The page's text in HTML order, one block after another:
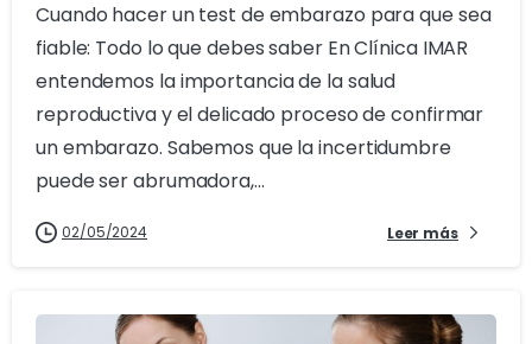
Cuando hacer un test de embarazo para que sea
fiable: Todo lo que debes saber En Clínica IMAR
entendemos la importancia de la salud
reproductiva y el delicado proceso de confirmar
un embarazo. Sabemos que la incertidumbre
puede ser abrumadora,...
02/05/2024 Leer más